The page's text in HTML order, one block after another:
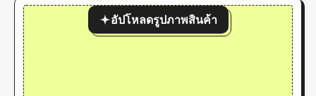
อัปโหลดรูปภาพสินค้า